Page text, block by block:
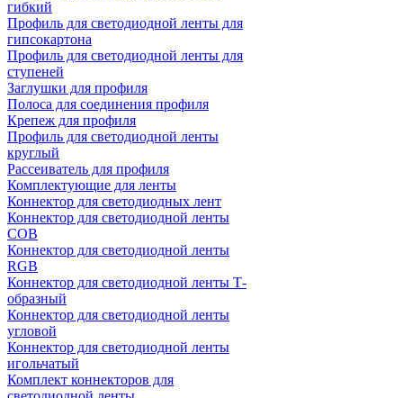
гибкий
Профиль для светодиодной ленты для
гипсокартона
Профиль для светодиодной ленты для
ступеней
Заглушки для профиля
Полоса для соединения профиля
Крепеж для профиля
Профиль для светодиодной ленты
круглый
Рассеиватель для профиля
Комплектующие для ленты
Коннектор для светодиодных лент
Коннектор для светодиодной ленты
COB
Коннектор для светодиодной ленты
RGB
Коннектор для светодиодной ленты Т-
образный
Коннектор для светодиодной ленты
угловой
Коннектор для светодиодной ленты
игольчатый
Комплект коннекторов для